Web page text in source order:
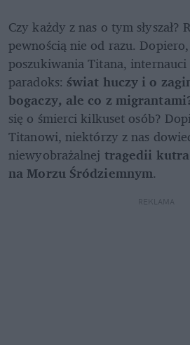
Czy każdy z nas o tym słyszał?
pewnością nie od razu.
poszukiwania Titana, internauci
paradoks: świat huczy i o
bogaczy, ale co z
się o śmierci kilkuset osób?
Titanowi, niektórzy z nas
niewyobrażalnej tragedii
na Morzu Śródziemnym.
REKLAMA